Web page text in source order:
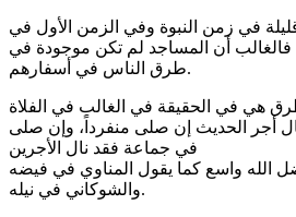
في زمن النبوة وفي الزمن الأول في
فالغالب أن المساجد لم تكن موجودة في
طرق الناس في أسفارهم.
هي في الحقيقة في الغالب في الفلاة
أجر الحديث إن صلى منفرداً، وإن صلى
في جماعة فقد نال الأجرين
الله واسع كما يقول المناوي في فيضه
والشوكاني في نيله.